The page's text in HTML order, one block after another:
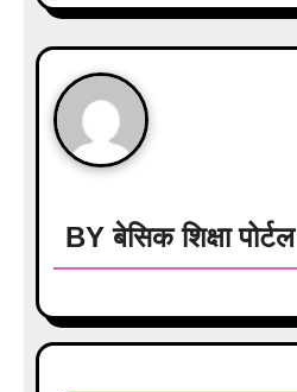
n
a
v
i
g
a
t
BYबेसिक शिक्षा पोर्टल